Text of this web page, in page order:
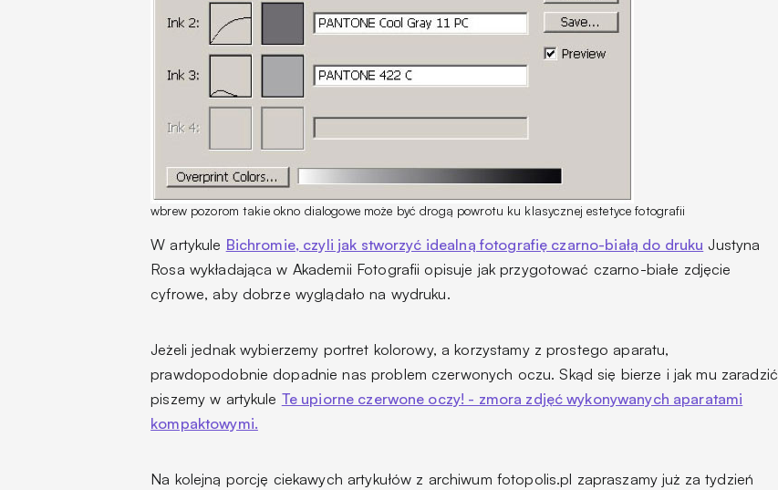
wbrew pozorom takie okno dialogowe może być drogą powrotu ku klasycznej estetyce fotografii
W artykule Bichromie, czyli jak stworzyć idealną fotografię czarno-białą do druku Justyna
Rosa wykładająca w Akademii Fotografii opisuje jak przygotować czarno-białe zdjęcie
cyfrowe, aby dobrze wyglądało na wydruku.
Jeżeli jednak wybierzemy portret kolorowy, a korzystamy z prostego aparatu,
prawdopodobnie dopadnie nas problemczerwonych oczu. Skąd się bierze i jak mu zaradzić
piszemy w artykule Te upiorne czerwone oczy! - zmora zdjęć wykonywanych aparatami
kompaktowymi.
Na kolejną porcję ciekawych artykułów z archiwum fotopolis.pl zapraszamy już za tydzień